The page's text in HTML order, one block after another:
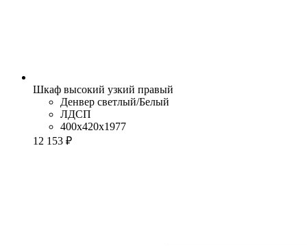
Шкаф высокий узкий правый
Денвер светлый/Белый
ЛДСП
400x420x1977
12 153 ₽